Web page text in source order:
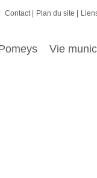
Contact Plan du site
Vie